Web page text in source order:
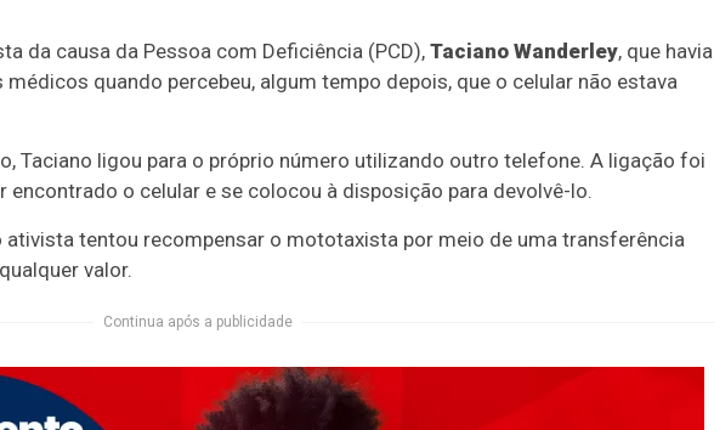
da causa da Pessoa com Deficiência (PCD), Taciano Wanderley, que havia
quando percebeu, algum tempo depois, que o celular não estava
Taciano ligou para o próprio número utilizando outro telefone. A ligação foi
encontrado o celular e se colocou à disposição para devolvê-lo.
ativista tentou recompensar o mototaxista por meio de uma transferência
valor.
Continua após a publicidade